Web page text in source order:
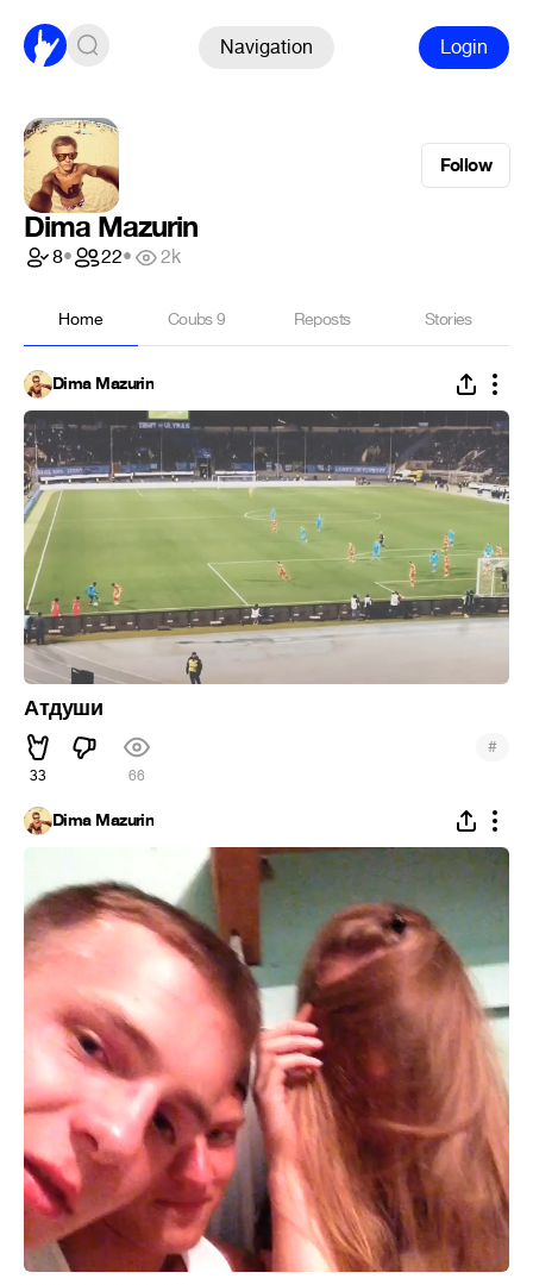
Navigation Login
Follow
Dima Mazurin
8• 22• 2k
Home Coubs9 Reposts Stories
Dima Mazurin
Атдуши
33 66
#
Dima Mazurin